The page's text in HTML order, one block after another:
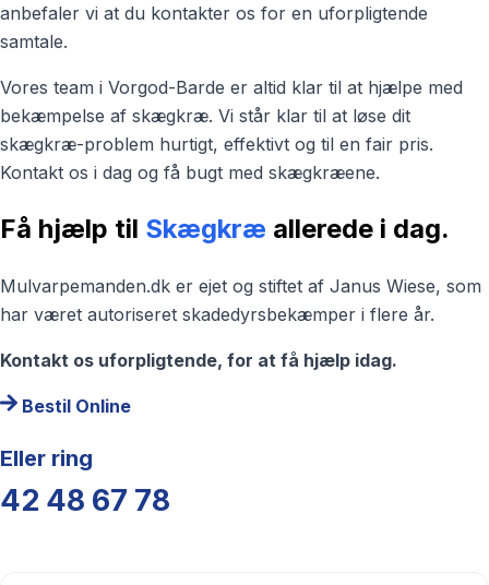
anbefaler vi at du kontakter os for en uforpligtende
samtale.
Vores team i Vorgod-Barde er altid klar til at hjælpe med
bekæmpelse af skægkræ. Vi står klar til at løse dit
skægkræ-problem hurtigt, effektivt og til en fair pris.
Kontakt os i dag og få bugt med skægkræene.
Få hjælp til Skægkræ allerede i dag.
Mulvarpemanden.dk er ejet og stiftet af Janus Wiese, som
har været autoriseret skadedyrsbekæmper i flere år.
Kontakt os uforpligtende, for at få hjælp idag.
Bestil Online
Eller ring
42 48 67 78